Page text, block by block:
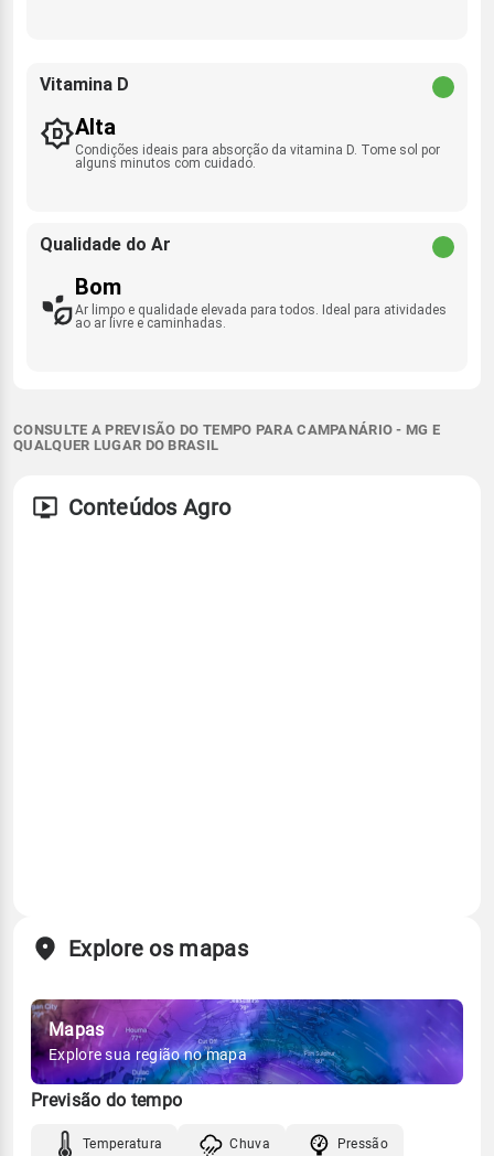
Vitamina D
Alta
Condições ideais para absorção da vitamina D. Tome sol por
alguns minutos com cuidado.
Qualidade do Ar
Bom
Ar limpo e qualidade elevada para todos. Ideal para atividades
ao ar livre e caminhadas.
CONSULTE A PREVISÃO DO TEMPO PARA CAMPANÁRIO - MG E
QUALQUER LUGAR DO BRASIL
Conteúdos Agro
Explore os mapas
Mapas
Explore sua região no mapa
Previsão do tempo
Temperatura Chuva Pressão